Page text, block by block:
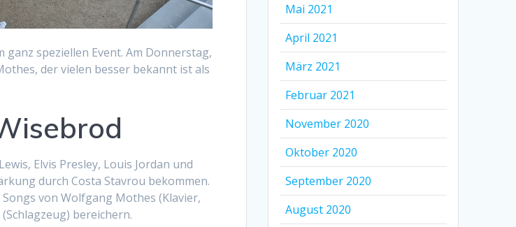
speziellen Event. Am Donnerstag,
der vielen besser bekannt ist als
Elvis Presley, Louis Jordan und
durch Costa Stavrou bekommen.
von Wolfgang Mothes (Klavier,
bereichern.
Mai 2021
April 2021
März 2021
Februar 2021
November 2020
Oktober 2020
September 2020
August 2020